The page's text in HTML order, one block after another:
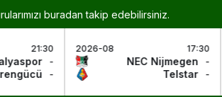
buradan takip edebilirsiniz.
17:30
NEC Nijmegen
Telstar
Go